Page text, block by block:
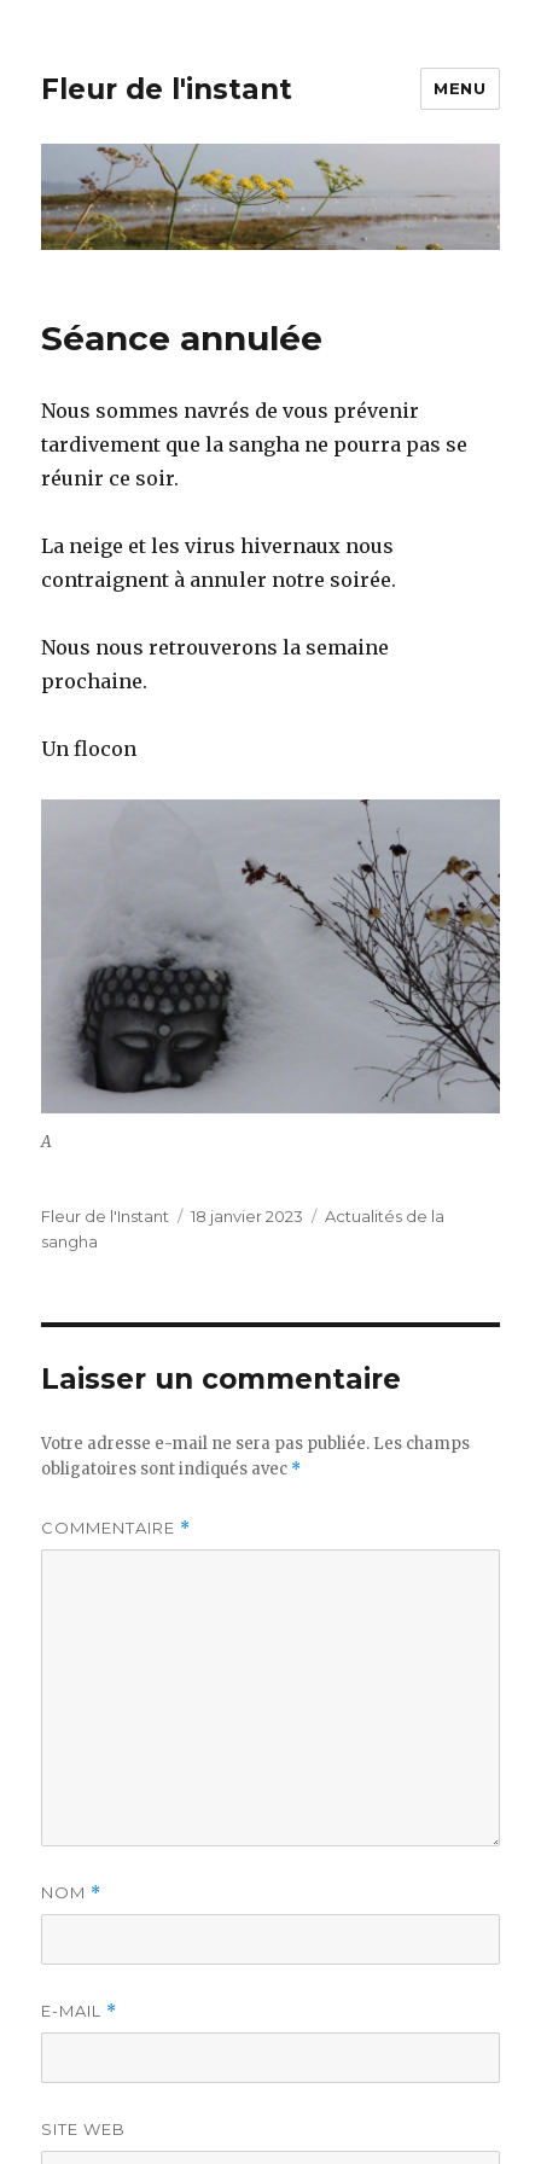
Fleur de l'instant MENU
Séance annulée
Nous sommes navrés de vous prévenir
tardivement que la sangha ne pourra pas se
réunir ce soir.
La neige et les virus hivernaux nous
contraignent à annuler notre soirée.
Nous nous retrouverons la semaine
prochaine.
Un flocon
A
Auteur
Fleur de l'Instant
Publié
18 janvier 2023 Catégories
Actualités de la
sangha
Laisser un commentaire
Votre adresse e-mail ne sera pas publiée. Les champs
obligatoires sont indiqués avec *
COMMENTAIRE *
NOM *
E-MAIL *
SITE WEB